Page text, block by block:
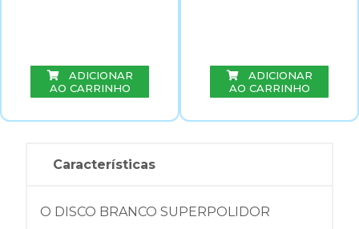
ADICIONAR
AO CARRINHO
ADICIONAR
AO CARRINHO
Características
O DISCO BRANCO SUPERPOLIDOR